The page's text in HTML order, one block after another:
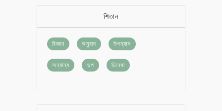
শিতান
বিজ্ঞান অনুবাদ উপন্যাস
অন্যান্য গল্প চিনেমা